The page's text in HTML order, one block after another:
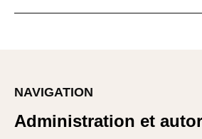
NAVIGATION
Administration et